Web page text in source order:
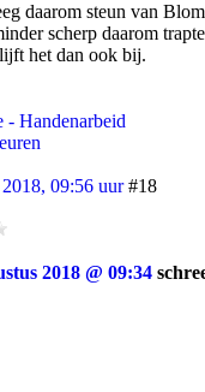
daarom steun van
scherp daarom
het dan ook bij.
- Handenarbeid
09:56 uur #18
2018 @ 09:34